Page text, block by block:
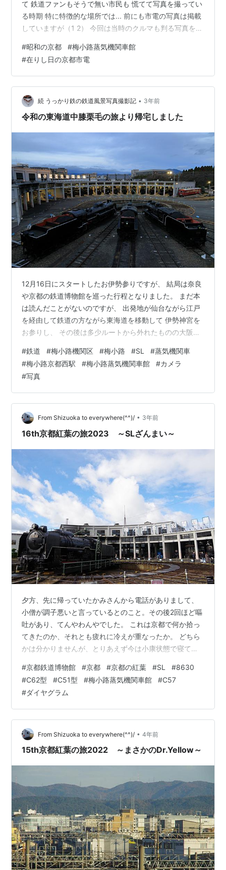
て 鉄道ファンもそうで無い市民も 慌てて写真を撮ってい
る時期 特に特徴的な場所では... 前にも市電の写真は掲載
していますが（1 2） 今回は当時のクルマも判る写真を
者”にされ始めた頃 廃止の大きな要因 【梅小路】 梅小路
蒸気機関車館（現 京都鉄道博物館）も 当時はもっと”現
役機関区の一部”と言った感じ 扇形車庫内のSLよりも 傍
に停まるDL*1の方が気になって 近寄れもしないのに撮影
していました 両脇のキハ25型気動車やワム70…
#昭和の京都 #梅小路蒸気機関車館
#在りし日の京都市電
続 うっかり鉄の鉄道風景写真撮影記 • 3年前
令和の東海道中膝栗毛の旅より帰宅しました
12月16日にスタートしたお伊勢参りですが、 結局は奈良
や京都の鉄道博物館を巡った行程となりました。 まだ本
は読んだことがないのですが、 出発地が仙台ながら江戸
を経由して鉄道の方ながら東海道を移動して 伊勢神宮を
お参りし、 その後は多少ルートから外れたものの大阪と
といった旅となりました。 今夜は最終日の梅小路蒸気機
関車庫のカットをご覧頂いて〆とさせて頂きます。 閉園
間際まで粘ったおかげで無人の園内を切り取れました。
キヤノン EOSR5での撮影 ランキング参加中鉄道 ランキ
ング参加中写真・カメラ ランキング参加中旅行
#鉄道 #梅小路機関区 #梅小路 #SL #蒸気機関車
#梅小路京都西駅 #梅小路蒸気機関車館 #カメラ
#写真
From Shizuoka to everywhere(^^)/ • 3年前
16th京都紅葉の旅2023 ～SLざんまい～
夕方、先に帰っていたかみさんから電話がありまして、
小僧が調子悪いと言っているとのこと。その後2回ほど嘔
吐があり、てんやわんやでした。 これは京都で何か拾っ
てきたのか、それとも疲れに冷えが重なったか。 どちら
かは分かりませんが、とりあえず今は小康状態で寝てい
えたりして。 とりあえず、明日の朝まで様子見ですね。
今夜は寝られるかなぁ。 なので今日は、駆け足報告で
す。 SLスチーム号に乗って、約10分のショートトリップ
を楽しみました。 動画は、上が往路の途中から、下は復
路の全容です。 【トロッコ車両ですね】 【奥に新幹線、
手前にC62】 【この日は86…
#京都鉄道博物館 #京都 #京都の紅葉 #SL #8630
#C62型 #C51型 #梅小路蒸気機関車館 #C57
#ダイヤグラム
From Shizuoka to everywhere(^^)/ • 4年前
15th京都紅葉の旅2022 ～まさかのDr.Yellow～